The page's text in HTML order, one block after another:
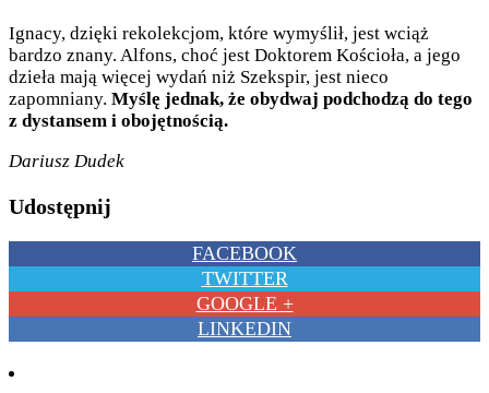
Ignacy, dzięki rekolekcjom, które wymyślił, jest wciąż
bardzo znany. Alfons, choć jest Doktorem Kościoła, a jego
dzieła mają więcej wydań niż Szekspir, jest nieco
zapomniany. Myślę jednak, że obydwaj podchodzą do tego
z dystansem i obojętnością.
Dariusz Dudek
Udostępnij
FACEBOOK
TWITTER
GOOGLE +
LINKEDIN